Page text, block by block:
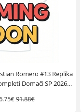
Romero #13 Replika
Domači SP 2026
91.88€